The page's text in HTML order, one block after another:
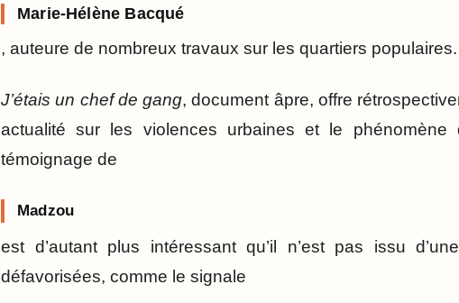
Marie-Hélène Bacqué
, auteure de nombreux travaux sur les quartiers populaires.
J’étais un chef de gang, document âpre, offre
actualité sur les violences urbaines et le
témoignage de
Madzou
est d’autant plus intéressant qu’il n’est pas issu
défavorisées, comme le signale